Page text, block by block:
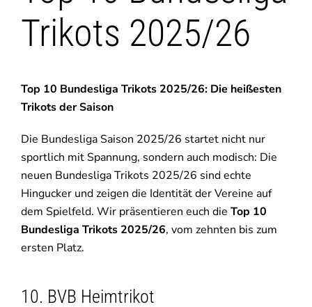
Trikots 2025/26
Top 10 Bundesliga Trikots 2025/26: Die heißesten
Trikots der Saison
Die Bundesliga Saison 2025/26 startet nicht nur
sportlich mit Spannung, sondern auch modisch: Die
neuen Bundesliga Trikots 2025/26 sind echte
Hingucker und zeigen die Identität der Vereine auf
dem Spielfeld. Wir präsentieren euch die Top 10
Bundesliga Trikots 2025/26, vom zehnten bis zum
ersten Platz.
10. BVB Heimtrikot